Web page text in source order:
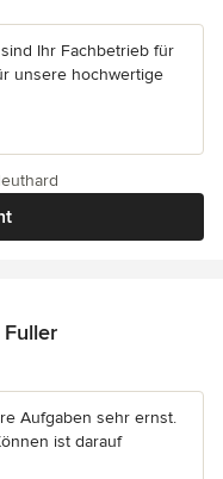
sind Ihr Fachbetrieb für
unsere hochwertige
Sternen
Aufgaben sehr ernst.
ist darauf